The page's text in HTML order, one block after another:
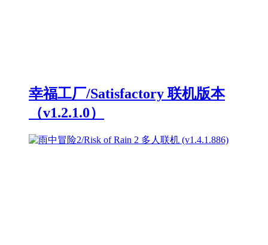
幸福工厂/Satisfactory 联机版本
（v1.2.1.0）